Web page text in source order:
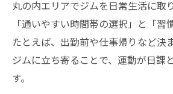
丸の内エリアでジムを日常生活に取
「通いやすい時間帯の選択」と「習
たとえば、出勤前や仕事帰りなど決
ジムに立ち寄ることで、運動が日課
す。